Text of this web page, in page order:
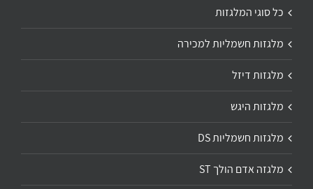
כל סוגי המלגזות
מלגזות חשמליות למכירה
מלגזות דיזל
מלגזות היגש
מלגזות חשמליות DS
מלגזה אדם הולך ST